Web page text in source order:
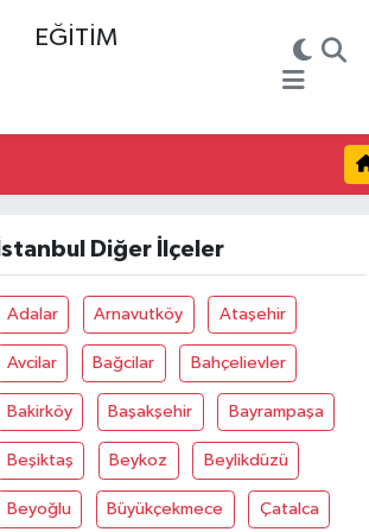
EĞİTİM
İstanbul Diğer İlçeler
Adalar Arnavutköy Ataşehir
Avcilar Bağcilar Bahçelievler
Bakirköy Başakşehir Bayrampaşa
Beşiktaş Beykoz Beylikdüzü
Beyoğlu Büyükçekmece Çatalca